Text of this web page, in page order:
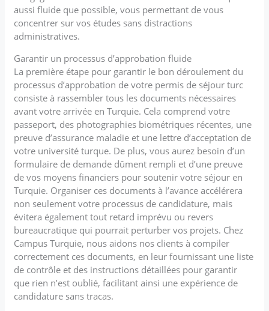
aussi fluide que possible, vous permettant de vous
concentrer sur vos études sans distractions
administratives.
Garantir un processus d’approbation fluide
La première étape pour garantir le bon déroulement du
processus d’approbation de votre permis de séjour turc
consiste à rassembler tous les documents nécessaires
avant votre arrivée en Turquie. Cela comprend votre
passeport, des photographies biométriques récentes, une
preuve d’assurance maladie et une lettre d’acceptation de
votre université turque. De plus, vous aurez besoin d’un
formulaire de demande dûment rempli et d’une preuve
de vos moyens financiers pour soutenir votre séjour en
Turquie. Organiser ces documents à l’avance accélérera
non seulement votre processus de candidature, mais
évitera également tout retard imprévu ou revers
bureaucratique qui pourrait perturber vos projets. Chez
Campus Turquie, nous aidons nos clients à compiler
correctement ces documents, en leur fournissant une liste
de contrôle et des instructions détaillées pour garantir
que rien n’est oublié, facilitant ainsi une expérience de
candidature sans tracas.